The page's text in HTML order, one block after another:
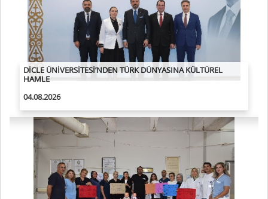
ZİYA GÖKALP EĞİTİM FAKÜLTESİ GELECEĞİN EĞİTİMCİLERİNİ
YETİŞTİRİYOR
02.08.2026